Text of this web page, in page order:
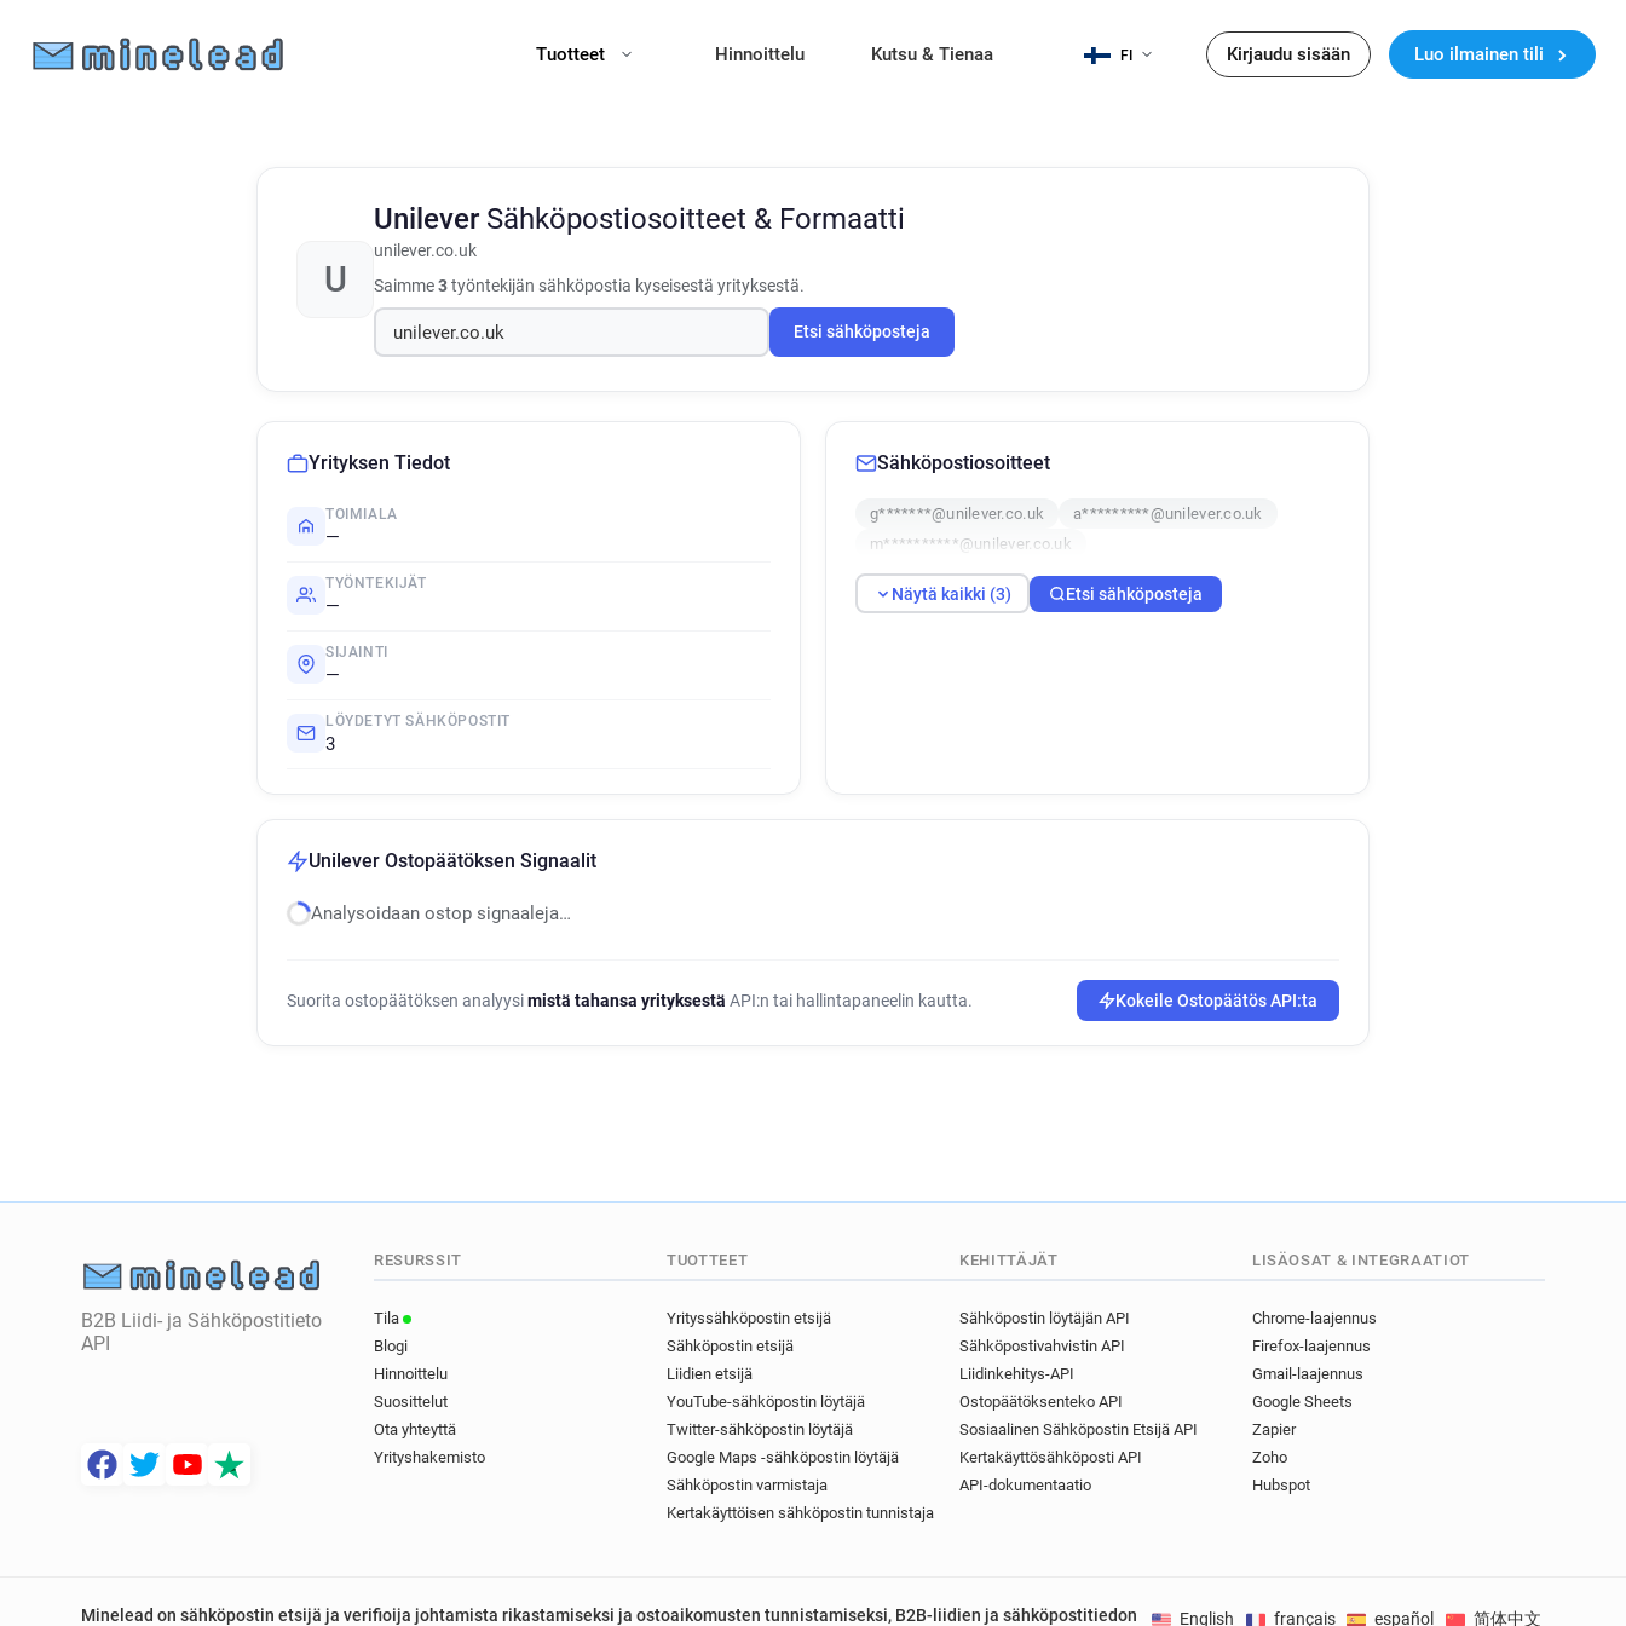
Tuotteet Hinnoittelu Kutsu & Tienaa FI Kirjaudu sisään Luo ilmainen tili
U
Unilever Sähköpostiosoitteet & Formaatti
unilever.co.uk
Saimme3työntekijän sähköpostia kyseisestä yrityksestä.
Etsi sähköposteja
Yrityksen Tiedot
TOIMIALA
—
TYÖNTEKIJÄT
—
SIJAINTI
—
LÖYDETYT SÄHKÖPOSTIT
3
Sähköpostiosoitteet
g*******@unilever.co.uk
a*********@unilever.co.uk
m**********@unilever.co.uk
Näytä kaikki (3) Etsi sähköposteja
Unilever Ostopäätöksen Signaalit
Analysoidaan ostop signaaleja…
Suorita ostopäätöksen analyysimistä tahansa yrityksestä API:n tai hallintapaneelin kautta. Kokeile Ostopäätös API:ta
B2B Liidi- ja Sähköpostitieto
API
RESURSSIT
Tila
Blogi
Hinnoittelu
Suosittelut
Ota yhteyttä
Yrityshakemisto
TUOTTEET
Yrityssähköpostin etsijä
Sähköpostin etsijä
Liidien etsijä
YouTube-sähköpostin löytäjä
Twitter-sähköpostin löytäjä
Google Maps -sähköpostin löytäjä
Sähköpostin varmistaja
Kertakäyttöisen sähköpostin tunnistaja
KEHITTÄJÄT
Sähköpostin löytäjän API
Sähköpostivahvistin API
Liidinkehitys-API
Ostopäätöksenteko API
Sosiaalinen Sähköpostin Etsijä API
Kertakäyttösähköposti API
API-dokumentaatio
LISÄOSAT & INTEGRAATIOT
Chrome-laajennus
Firefox-laajennus
Gmail-laajennus
Google Sheets
Zapier
Zoho
Hubspot
Minelead on sähköpostin etsijä ja verifioija johtamista rikastamiseksi ja ostoaikomusten tunnistamiseksi, B2B-liidien ja sähköpostitiedon
English français español 简体中文